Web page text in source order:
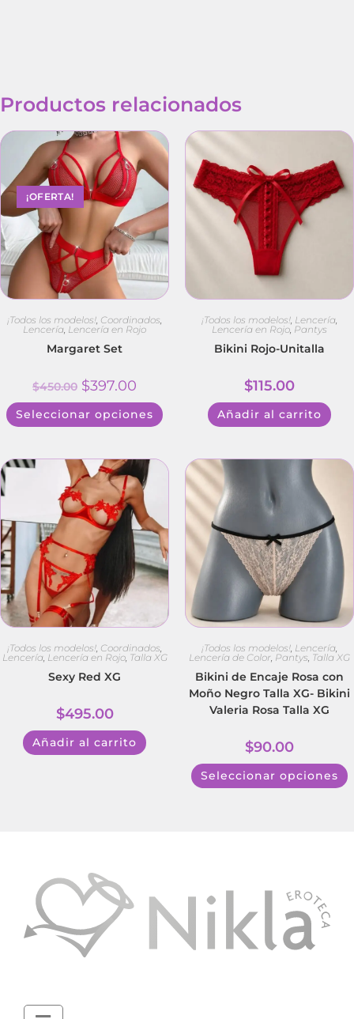
Productos relacionados
¡OFERTA!
¡Todos los modelos! Coordinados
Lencería Lencería en Rojo
Margaret Set
$450.00 $397.00
Seleccionar opciones
¡Todos los modelos! Lencería
Lencería en Rojo, Pantys
Bikini Rojo-Unitalla
$115.00
Añadir al carrito
¡Todos los modelos! Coordinados
Lencería, Lencería en Rojo, Talla XG
Sexy Red XG
$495.00
Añadir al carrito
¡Todos los modelos! Lencería
Lencería de Color Pantys Talla XG
Bikini de Encaje Rosa con
Moño Negro Talla XG- Bikini
Valeria Rosa Talla XG
$90.00
Seleccionar opciones